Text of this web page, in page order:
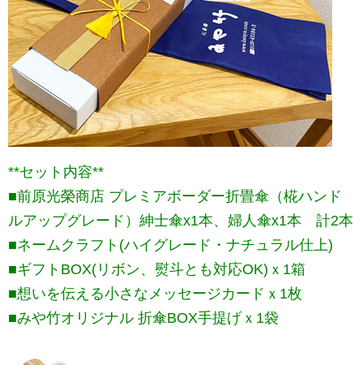
**セット内容**
■前原光榮商店 プレミアボーダー折畳傘（椛ハンド
ルアップグレード）紳士傘x1本、婦人傘x1本 計2本
■ネームクラフト(ハイグレード・ナチュラル仕上)
■ギフトBOX(リボン、熨斗とも対応OK)ｘ1箱
■想いを伝える小さなメッセージカードｘ1枚
■みや竹オリジナル 折傘BOX手提げｘ1袋